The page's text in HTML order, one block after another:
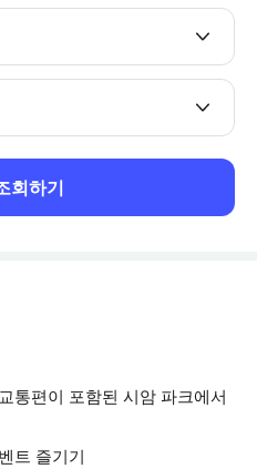
회하기
통편이 포함된 시암 파크에서
트 즐기기